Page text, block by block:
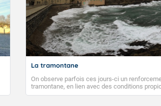
La tramontane
On observe parfois ces jours-ci un
tramontane, en lien avec des conditions
de forêt. Mais qu'est-ce que la tramontane ?